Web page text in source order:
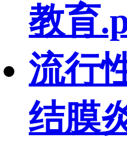
教育
流行
结膜